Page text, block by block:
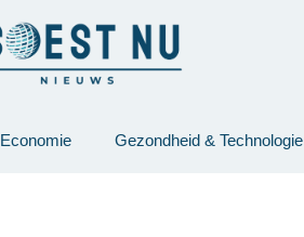
Economie Gezondheid & Technologie